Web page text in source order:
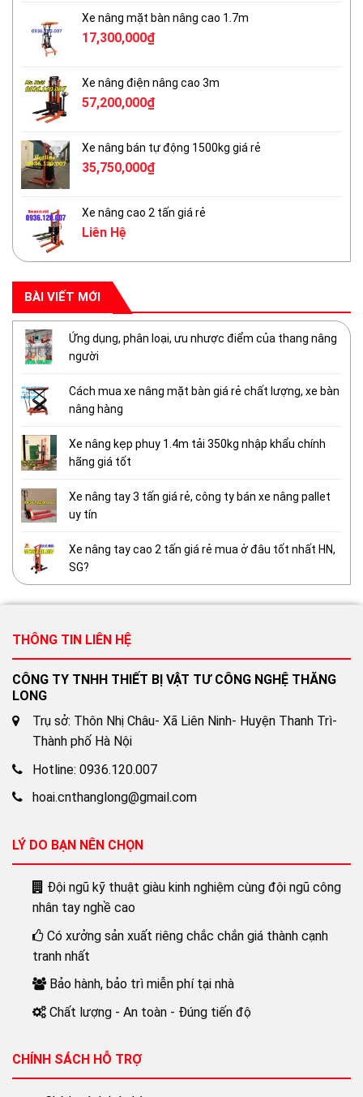
Xe nâng mặt bàn nâng cao 1.7m
17,300,000₫
Xe nâng điện nâng cao 3m
57,200,000₫
Xe nâng bán tự động 1500kg giá rẻ
35,750,000₫
Xe nâng cao 2 tấn giá rẻ
Liên Hệ
BÀI VIẾT MỚI
Ứng dụng, phân loại, ưu nhược điểm của thang nâng
người
Cách mua xe nâng mặt bàn giá rẻ chất lượng, xe bàn
nâng hàng
Xe nâng kẹp phuy 1.4m tải 350kg nhập khẩu chính
hãng giá tốt
Xe nâng tay 3 tấn giá rẻ, công ty bán xe nâng pallet
uy tín
Xe nâng tay cao 2 tấn giá rẻ mua ở đâu tốt nhất HN,
SG?
THÔNG TIN LIÊN HỆ
CÔNG TY TNHH THIẾT BỊ VẬT TƯ CÔNG NGHỆ THĂNG
LONG
Trụ sở: Thôn Nhị Châu- Xã Liên Ninh- Huyện Thanh Trì-
Thành phố Hà Nội
Hotline: 0936.120.007
hoai.cnthanglong@gmail.com
LÝ DO BẠN NÊN CHỌN
Đội ngũ kỹ thuật giàu kinh nghiệm cùng đội ngũ công
nhân tay nghề cao
Có xưởng sản xuất riêng chắc chắn giá thành cạnh
tranh nhất
Bảo hành, bảo trì miễn phí tại nhà
Chất lượng - An toàn - Đúng tiến độ
CHÍNH SÁCH HỖ TRỢ